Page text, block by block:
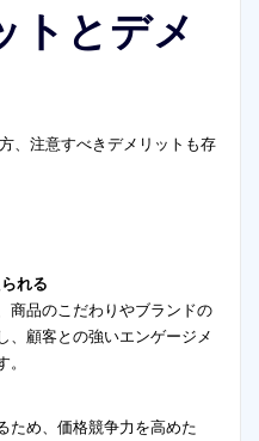
トとデメ
、注意すべきデメリットも存
れる
商品のこだわりやブランドの
、顧客との強いエンゲージメ
ため、価格競争力を高めた